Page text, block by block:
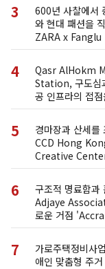
3
600년 사찰에서
와 현대 패션을
ZARA x
Up
4
Qasr AlHokm
Station, 구도심
공 인프라의 접
다
5
경마장과 산세를
CCD Hong
Creative
6
구조적 명료함과
Adjaye
로운 거점
7
가로주택정비사
애인 맞춤형 주거